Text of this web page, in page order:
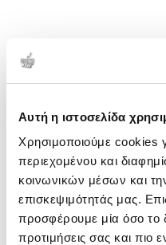
Αυτή η ιστοσελίδα
Χρησιμοποιούμε cookies
περιεχομένου και
κοινωνικών μέσων και
επισκεψιμότητάς μας.
προσφέρουμε μία όσο το
προτιμήσεις σας και πιο